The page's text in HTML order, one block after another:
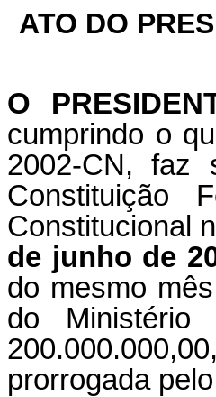
ATO DO
O
cumprindo o
2002-CN,
Constituição
Constitucional
de junho de
do mesmo
do
prorrogada